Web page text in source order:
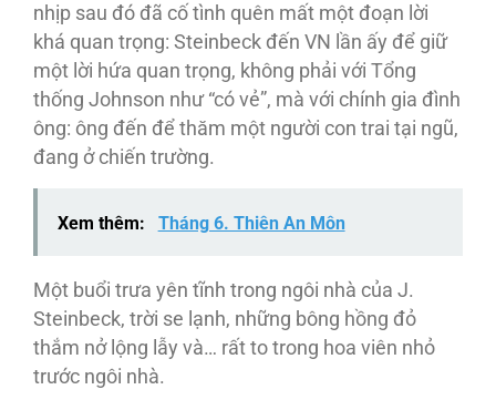
nhịp sau đó đã cố tình quên mất một đoạn lời
khá quan trọng: Steinbeck đến VN lần ấy để giữ
một lời hứa quan trọng, không phải với Tổng
thống Johnson như “có vẻ”, mà với chính gia đình
ông: ông đến để thăm một người con trai tại ngũ,
đang ở chiến trường.
Xem thêm: Tháng 6. Thiên An Môn
Một buổi trưa yên tĩnh trong ngôi nhà của J.
Steinbeck, trời se lạnh, những bông hồng đỏ
thắm nở lộng lẫy và… rất to trong hoa viên nhỏ
trước ngôi nhà.